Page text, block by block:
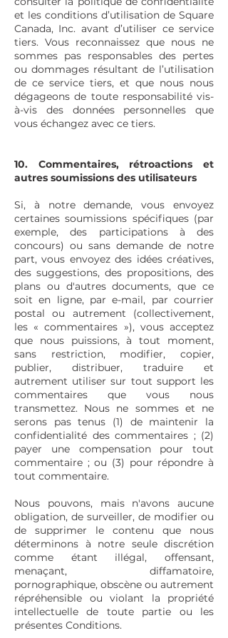
et les conditions d’utilisation de Square
Canada, Inc. avant d’utiliser ce service
tiers. Vous reconnaissez que nous ne
sommes pas responsables des pertes
ou dommages résultant de l’utilisation
de ce service tiers, et que nous nous
dégageons de toute responsabilité vis-
à-vis des données personnelles que
vous échangez avec ce tiers.
10. Commentaires, rétroactions et
autres soumissions des utilisateurs
Si, à notre demande, vous envoyez
certaines soumissions spécifiques (par
exemple, des participations à des
concours) ou sans demande de notre
part, vous envoyez des idées créatives,
des suggestions, des propositions, des
plans ou d'autres documents, que ce
soit en ligne, par e-mail, par courrier
postal ou autrement (collectivement,
les « commentaires »), vous acceptez
que nous puissions, à tout moment,
sans restriction, modifier, copier,
publier, distribuer, traduire et
autrement utiliser sur tout support les
commentaires que vous nous
transmettez. Nous ne sommes et ne
serons pas tenus (1) de maintenir la
confidentialité des commentaires ; (2)
payer une compensation pour tout
commentaire ; ou (3) pour répondre à
tout commentaire.
Nous pouvons, mais n'avons aucune
obligation, de surveiller, de modifier ou
de supprimer le contenu que nous
déterminons à notre seule discrétion
comme étant illégal, offensant,
menaçant, diffamatoire,
pornographique, obscène ou autrement
répréhensible ou violant la propriété
intellectuelle de toute partie ou les
présentes Conditions.